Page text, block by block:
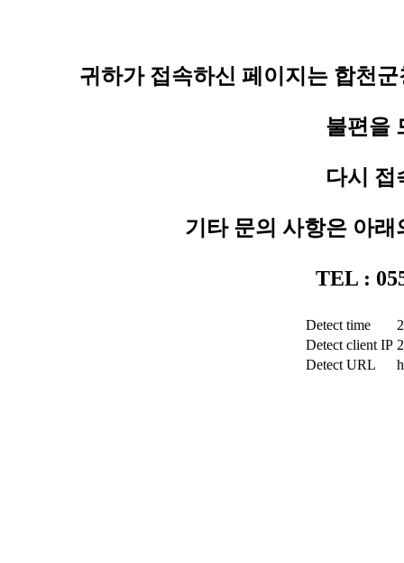
귀하가 접속하신 페이지는 합천
불편을
다시 접
기타 문의 사항은 아
TEL :
Detect time
Detect client IP
Detect URL